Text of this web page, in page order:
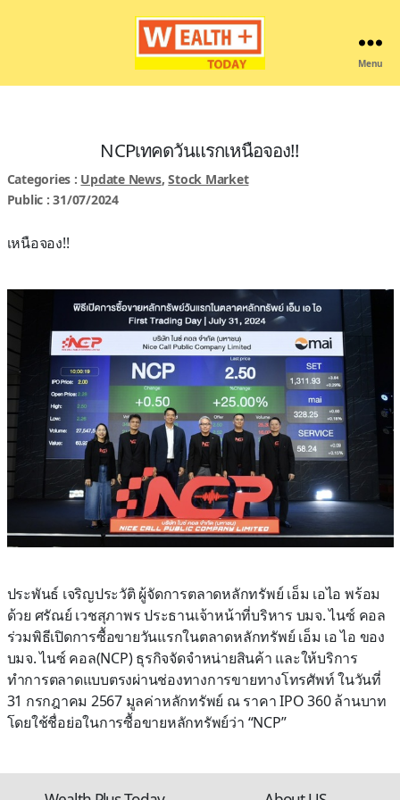
Menu
NCPเทคดวันแรกเหนือจอง!!
Categories : Update News,Stock Market
Public : 31/07/2024
เหนือจอง!!
ประพันธ์ เจริญประวัติผู้จัดการตลาดหลักทรัพย์ เอ็ม เอไอ พร้อม
ด้วย ศรัณย์ เวชสุภาพรประธานเจ้าหน้าที่บริหาร บมจ.ไนซ์ คอล
ร่วมพิธีเปิดการซื้อขายวันแรกในตลาดหลักทรัพย์ เอ็ม เอ ไอ ของ
บมจ.ไนซ์ คอล(NCP)ธุรกิจจัดจำหน่ายสินค้า และให้บริการ
ทำการตลาดแบบตรงผ่านช่องทางการขายทางโทรศัพท์ในวันที่
31 กรกฎาคม 2567 มูลค่าหลักทรัพย์ ณ ราคาIPO360 ล้านบาท
โดยใช้ชื่อย่อในการซื้อขายหลักทรัพย์ว่า “NCP”